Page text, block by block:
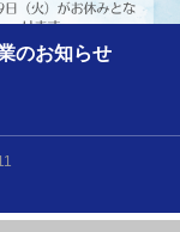
のお知らせ